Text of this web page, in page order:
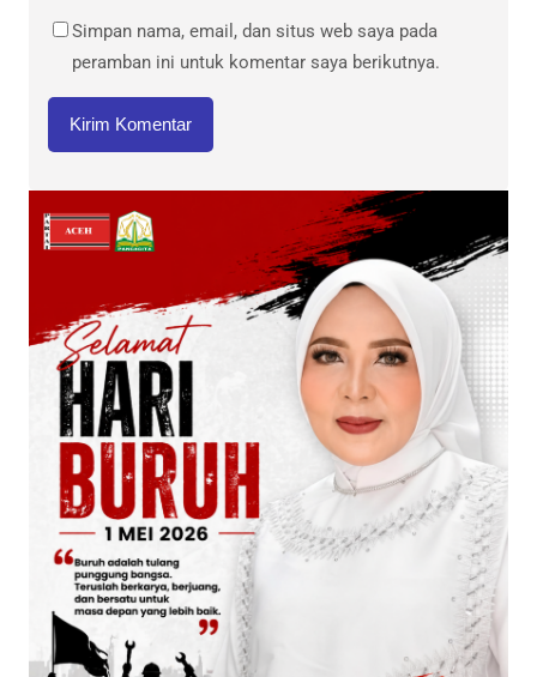
Simpan nama, email, dan situs web saya pada
peramban ini untuk komentar saya berikutnya.